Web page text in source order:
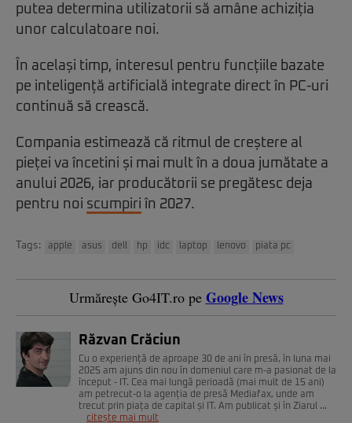
putea determina utilizatorii să amâne achiziția
unor calculatoare noi.
În același timp, interesul pentru funcțiile bazate
pe inteligență artificială integrate direct în PC-uri
continuă să crească.
Compania estimează că ritmul de creștere al
pieței va încetini și mai mult în a doua jumătate a
anului 2026, iar producătorii se pregătesc deja
pentru noi scumpiri în 2027.
Tags: apple asus dell hp idc laptop lenovo piata pc
Urmărește Go4IT.ro pe Google News
Răzvan Crăciun
Cu o experiență de aproape 30 de ani în presă, în luna mai
2025 am ajuns din nou în domeniul care m-a pasionat de la
început - IT. Cea mai lungă perioadă (mai mult de 15 ani)
am petrecut-o la agenția de presă Mediafax, unde am
trecut prin piața de capital și IT. Am publicat și în Ziarul ...
citește mai mult